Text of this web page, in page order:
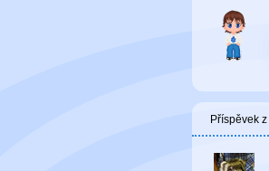
Příspěvek z